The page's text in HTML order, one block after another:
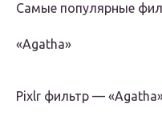
Самые популярные
«Agatha»
Pixlr фильтр —